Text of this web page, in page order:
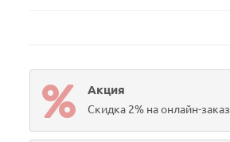
Акция
Скидка 2% на онлайн-заказ